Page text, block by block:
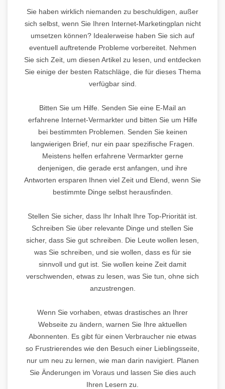
Sie haben wirklich niemanden zu beschuldigen, außer
sich selbst, wenn Sie Ihren Internet-Marketingplan nicht
umsetzen können? Idealerweise haben Sie sich auf
eventuell auftretende Probleme vorbereitet. Nehmen
Sie sich Zeit, um diesen Artikel zu lesen, und entdecken
Sie einige der besten Ratschläge, die für dieses Thema
verfügbar sind.
Bitten Sie um Hilfe. Senden Sie eine E-Mail an
erfahrene Internet-Vermarkter und bitten Sie um Hilfe
bei bestimmten Problemen. Senden Sie keinen
langwierigen Brief, nur ein paar spezifische Fragen.
Meistens helfen erfahrene Vermarkter gerne
denjenigen, die gerade erst anfangen, und ihre
Antworten ersparen Ihnen viel Zeit und Elend, wenn Sie
bestimmte Dinge selbst herausfinden.
Stellen Sie sicher, dass Ihr Inhalt Ihre Top-Priorität ist.
Schreiben Sie über relevante Dinge und stellen Sie
sicher, dass Sie gut schreiben. Die Leute wollen lesen,
was Sie schreiben, und sie wollen, dass es für sie
sinnvoll und gut ist. Sie wollen keine Zeit damit
verschwenden, etwas zu lesen, was Sie tun, ohne sich
anzustrengen.
Wenn Sie vorhaben, etwas drastisches an Ihrer
Webseite zu ändern, warnen Sie Ihre aktuellen
Abonnenten. Es gibt für einen Verbraucher nie etwas
so Frustrierendes wie den Besuch einer Lieblingsseite,
nur um neu zu lernen, wie man darin navigiert. Planen
Sie Änderungen im Voraus und lassen Sie dies auch
Ihren Lesern zu.